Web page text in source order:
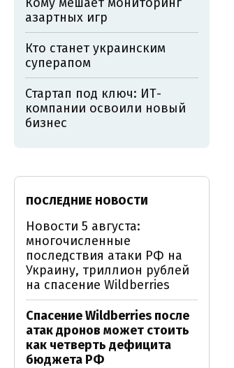
азартных игр
Кто станет украинским
суперапом
Стартап под ключ: ИТ-
компании освоили новый
бизнес
ПОСЛЕДНИЕ НОВОСТИ
Новости 5 августа:
многочисленные
последствия атаки РФ на
Украину, триллион рублей
на спасение Wildberries
Спасение Wildberries после
атак дронов может стоить
как четверть дефицита
бюджета РФ